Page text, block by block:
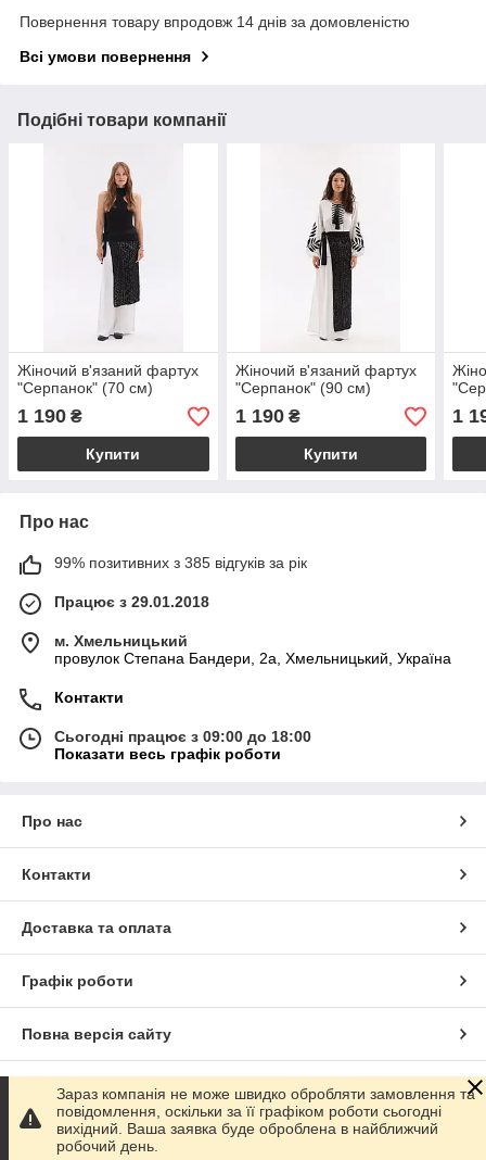
Повернення товару впродовж 14 днів за домовленістю
Всі умови повернення
Подібні товари компанії
Жіночий в'язаний фартух
"Серпанок" (70 см)
1 190 ₴
Купити
Жіночий в'язаний фартух
"Серпанок" (90 см)
1 190₴
Купити
1
Про нас
99% позитивних з 385 відгуків за рік
Працює з 29.01.2018
м. Хмельницький
провулок Степана Бандери, 2a, Хмельницький, Україна
Контакти
Сьогодні працює з 09:00 до 18:00
Показати весь графік роботи
Про нас
Контакти
Доставка та оплата
Графік роботи
Повна версія сайту
Сайт створено на маркетплейсіProm.ua
Політика конфіденційності
Зараз компанія не може швидко обробляти замовлення та
повідомлення, оскільки за її графіком роботи сьогодні
вихідний. Ваша заявка буде оброблена в найближчий
робочий день.